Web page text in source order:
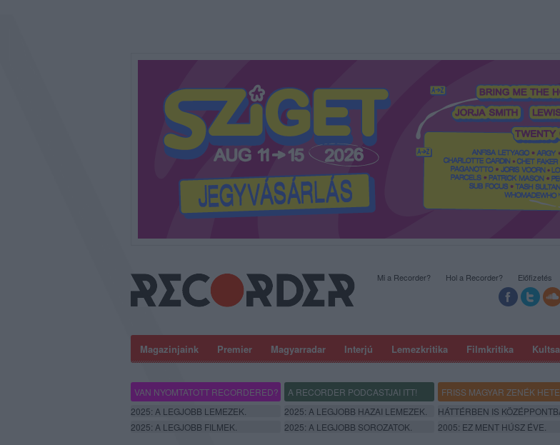
Magazinjaink Premier Magyarradar Interjú Lemezkritika Filmkritika
Mi a Recorder? Hol a Recorder? Előfizetés
VAN NYOMTATOTT RECORDERED? A RECORDER PODCASTJAI ITT!
FRISS MAGYAR ZENÉK
2025: A LEGJOBB LEMEZEK.
2025: A LEGJOBB HAZAI LEMEZEK.
HÁTTÉRBEN IS
2025: A LEGJOBB FILMEK.
2025: A LEGJOBB SOROZATOK. 2005: EZ MENT HÚSZ ÉVE.